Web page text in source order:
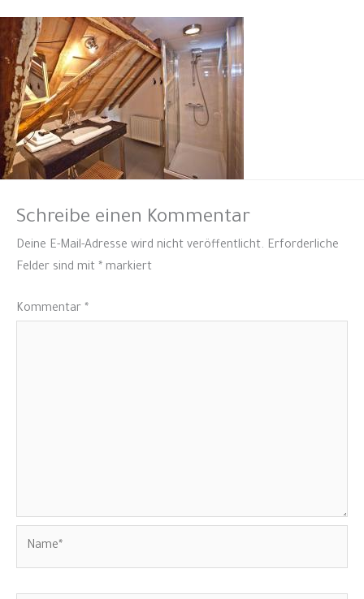
Schreibe einen Kommentar
Deine E-Mail-Adresse wird nicht veröffentlicht. Erforderliche
Felder sind mit * markiert
Kommentar *